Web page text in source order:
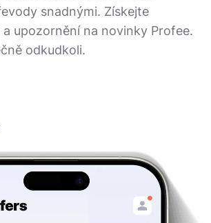
snadnými. Získejte
upozornění na novinky Profee.
odkudkoli.